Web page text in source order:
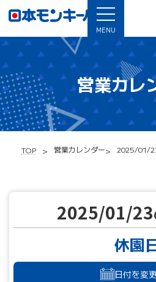
MENU
営業カレ
TOP 営業カレンダー 2025/01/
2025/01/23
休園
日付を変